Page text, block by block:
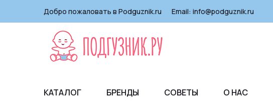
Добро пожаловать в Podguznik.ru Email: info@podguznik.ru
КАТАЛОГ БРЕНДЫ СОВЕТЫ О НАС